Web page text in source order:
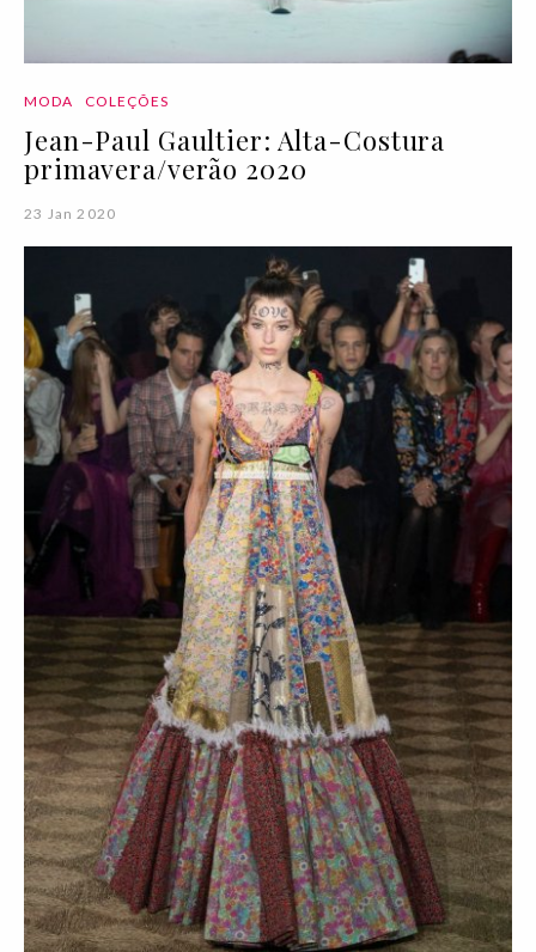
MODA COLEÇÕES
Jean-Paul Gaultier: Alta-Costura
primavera/verão 2020
23 Jan 2020